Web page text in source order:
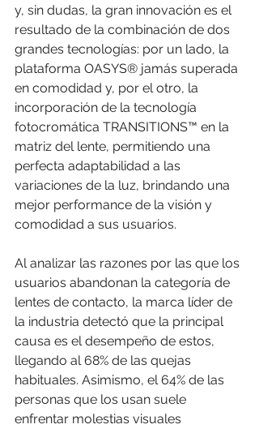
y, sin dudas, la gran innovación es el
resultado de la combinación de dos
grandes tecnologías: por un lado, la
plataforma OASYS® jamás superada
en comodidad y, por el otro, la
incorporación de la tecnología
fotocromática TRANSITIONS™ en la
matriz del lente, permitiendo una
perfecta adaptabilidad a las
variaciones de la luz, brindando una
mejor performance de la visión y
comodidad a sus usuarios.
Al analizar las razones por las que los
usuarios abandonan la categoría de
lentes de contacto, la marca líder de
la industria detectó que la principal
causa es el desempeño de estos,
llegando al 68% de las quejas
habituales. Asimismo, el 64% de las
personas que los usan suele
enfrentar molestias visuales